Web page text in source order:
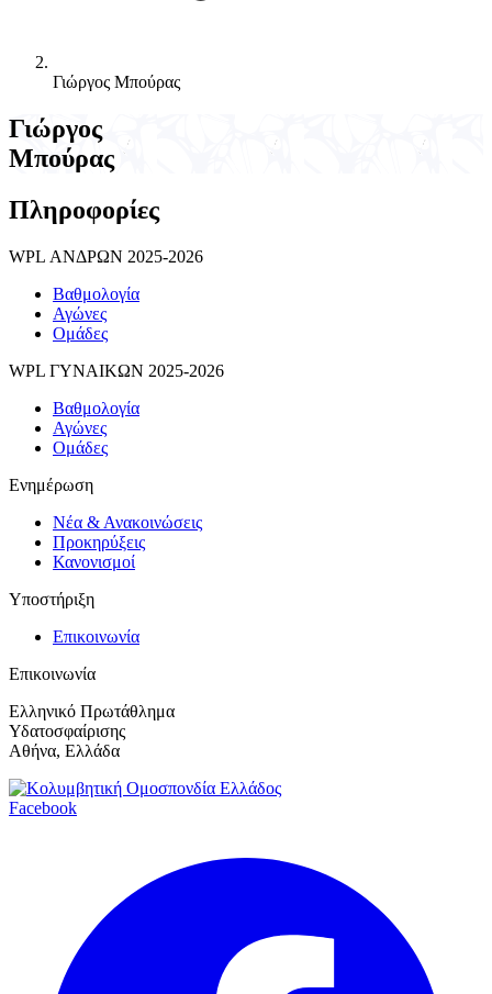
Γιώργος Μπούρας
Γιώργος
Μπούρας
Πληροφορίες
WPL ΑΝΔΡΩΝ 2025-2026
Βαθμολογία
Αγώνες
Ομάδες
WPL ΓΥΝΑΙΚΩΝ 2025-2026
Βαθμολογία
Αγώνες
Ομάδες
Ενημέρωση
Νέα & Ανακοινώσεις
Προκηρύξεις
Κανονισμοί
Υποστήριξη
Επικοινωνία
Επικοινωνία
Ελληνικό Πρωτάθλημα
Υδατοσφαίρισης
Αθήνα, Ελλάδα
Facebook